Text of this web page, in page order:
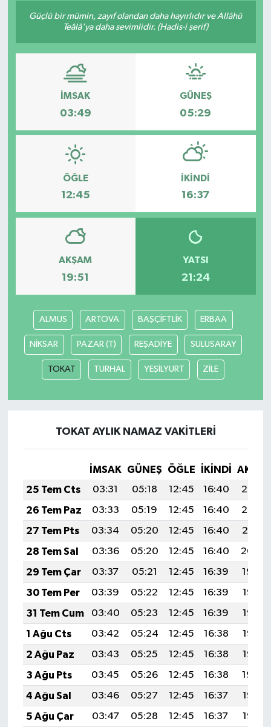
Güçlü bir mümin, zayıf olandan daha hayırlıdır ve Allâhü
Teâlâ'ya daha sevimlidir. (Hadis-i şerif)
İMSAK
03:49
GÜNEŞ
05:29
ÖĞLE
12:45
İKINDI
16:37
AKŞAM
19:51
YATSI
21:24
ALMUS ARTOVA BAŞÇİFTLİK ERBAA
NİKSAR PAZAR (T) REŞADİYE SULUSARAY
TOKAT TURHAL YEŞİLYURT ZİLE
TOKAT AYLIK NAMAZ VAKITLERI
İMSAK GÜNEŞ ÖĞLE İKINDI
25 Tem Cts
03:31 05:18 12:45 16:40
20:03
26 Tem Paz
03:33 05:19 12:45 16:40
20:02
27 Tem Pts
03:34 05:20 12:45 16:40
20:01
28 Tem Sal
03:36 05:20 12:45 16:40
20:00
29 Tem Çar
03:37 05:21 12:45 16:39
19:59
30 Tem Per
03:39 05:22 12:45 16:39
19:58
31 Tem Cum
03:40 05:23 12:45 16:39
19:57
1 Ağu Cts
03:42 05:24 12:45 16:38
19:56
2 Ağu Paz
03:43 05:25 12:45 16:38
19:55
3 Ağu Pts
03:45 05:26 12:45 16:38
19:54
4 Ağu Sal
03:46 05:27 12:45 16:37
19:53
5 Ağu Çar
03:47 05:28 12:45 16:37
19:52
Siyaset
Spor
Vefat Edenler
Video Galeri